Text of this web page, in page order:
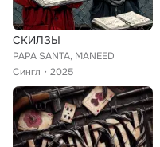
СКИЛЗЫ
PAPA SANTA, MANEED
Сингл
2025